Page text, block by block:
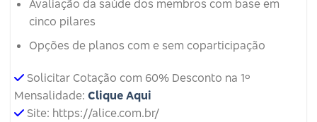
Avaliação da saúde dos membros com base em
cinco pilares
Opções de planos com e sem coparticipação
Solicitar Cotação com 60% Desconto na 1º
Mensalidade: Clique Aqui
Site: https://alice.com.br/